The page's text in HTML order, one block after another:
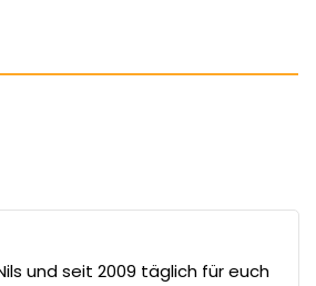
und seit 2009 täglich für euch